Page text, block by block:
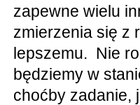
zapewne wielu
zmierzenia się z
lepszemu. Nie
będziemy w
choćby zadanie,